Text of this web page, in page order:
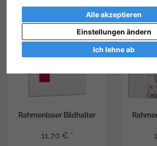
Alle akzeptieren
Ich lehne ab
Einstellungen ändern
Rahmenloser Bildhalter
11,70 € *